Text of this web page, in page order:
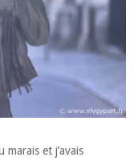
et j’avais